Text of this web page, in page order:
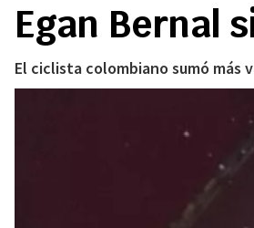
Egan Bernal
El ciclista colombiano sumó más